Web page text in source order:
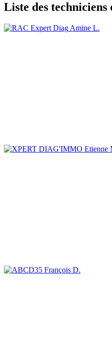
Liste des techniciens
Amine L.
Etienne
François D.